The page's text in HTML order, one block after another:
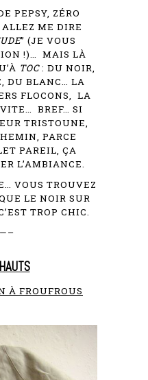
PEPSY, ZÉRO
ME DIRE
” (JE VOUS
!)… MAIS LÀ
TOC: DU NOIR,
DU BLANC… LA
FLOCONS, LA
BREF… SI
TRISTOUNE,
PARCE
PAREIL, ÇA
L’AMBIANCE.
VOUS TROUVEZ
LE NOIR SUR
TROP CHIC.
À FROUFROUS